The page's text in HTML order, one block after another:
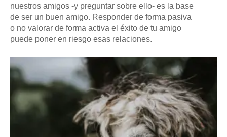
nuestros amigos -y preguntar sobre ello- es la base
de ser un buen amigo. Responder de forma pasiva
o no valorar de forma activa el éxito de tu amigo
puede poner en riesgo esas relaciones.